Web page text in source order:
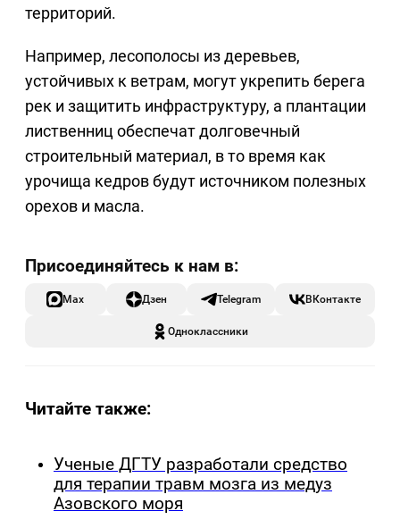
территорий.
Например, лесополосы из деревьев,
устойчивых к ветрам, могут укрепить берега
рек и защитить инфраструктуру, а плантации
лиственниц обеспечат долговечный
строительный материал, в то время как
урочища кедров будут источником полезных
орехов и масла.
Max Дзен Telegram ВКонтакте
Одноклассники
Читайте также:
Ученые ДГТУ разработали средство
для терапии травм мозга из медуз
Азовского моря